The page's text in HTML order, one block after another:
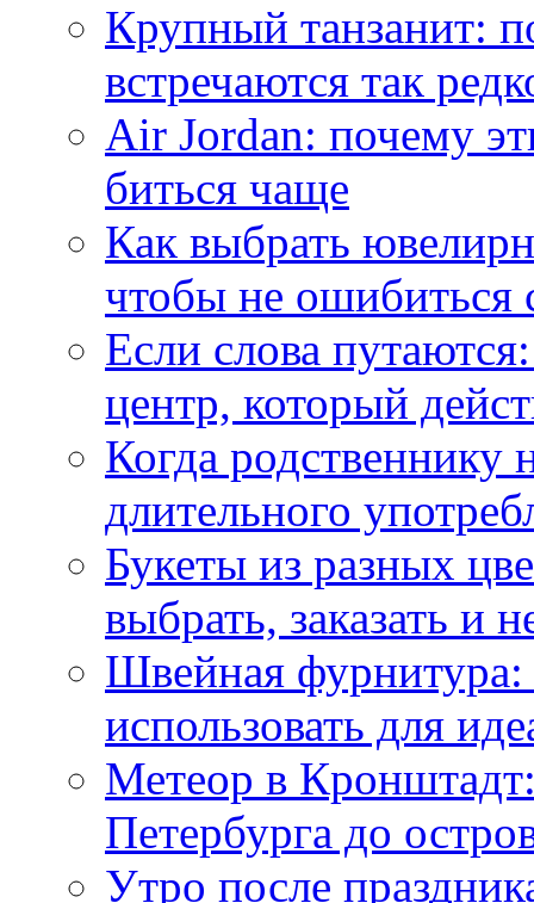
Крупный танзанит:
встречаются так
Air Jordan: почему
биться чаще
Как выбрать
чтобы не ошибиться
Если слова
центр, который
Когда
длительного
Букеты из разных
выбрать, заказать и
Швейная фурнитура:
использовать для
Метеор в
Петербурга до
Утро после